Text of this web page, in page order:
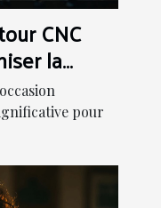
CNC
la
pour